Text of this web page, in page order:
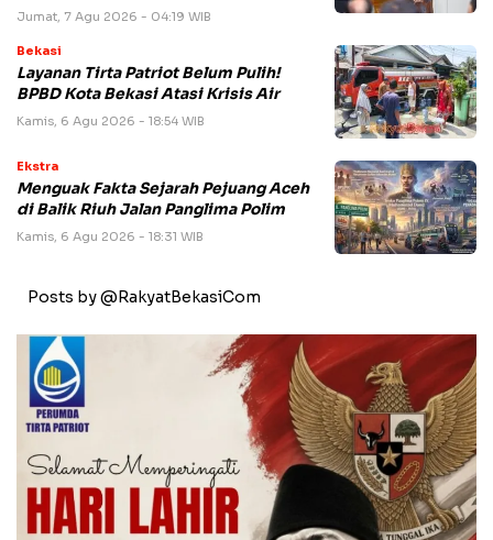
Jumat, 7 Agu 2026 - 04:19 WIB
Bekasi
Layanan Tirta Patriot Belum Pulih!
BPBD Kota Bekasi Atasi Krisis Air
Kamis, 6 Agu 2026 - 18:54 WIB
Ekstra
Menguak Fakta Sejarah Pejuang Aceh
di Balik Riuh Jalan Panglima Polim
Kamis, 6 Agu 2026 - 18:31 WIB
Posts by @RakyatBekasiCom